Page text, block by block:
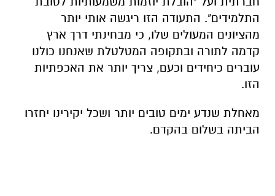
התלמידים". התעודה הזו ריגשה אותי יותר
מהציונים המעולים שלו, כי מבחינתי דרך ארץ
קדמה לתורה ובתקופה המטלטלת שאנחנו כולנו
עוברים כיחידים וכעם, צריך יותר את האכפתיות
הזו.
מאחלת שנדע ימים טובים יותר ושכל יקירינו יחזרו
הביתה בשלום בהקדם.